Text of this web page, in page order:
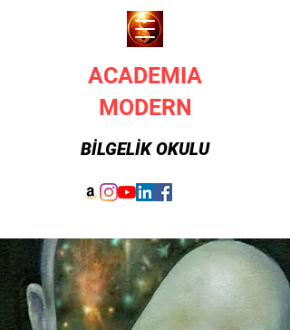
ACADEMIA
MODERN
BİLGELİK OKULU